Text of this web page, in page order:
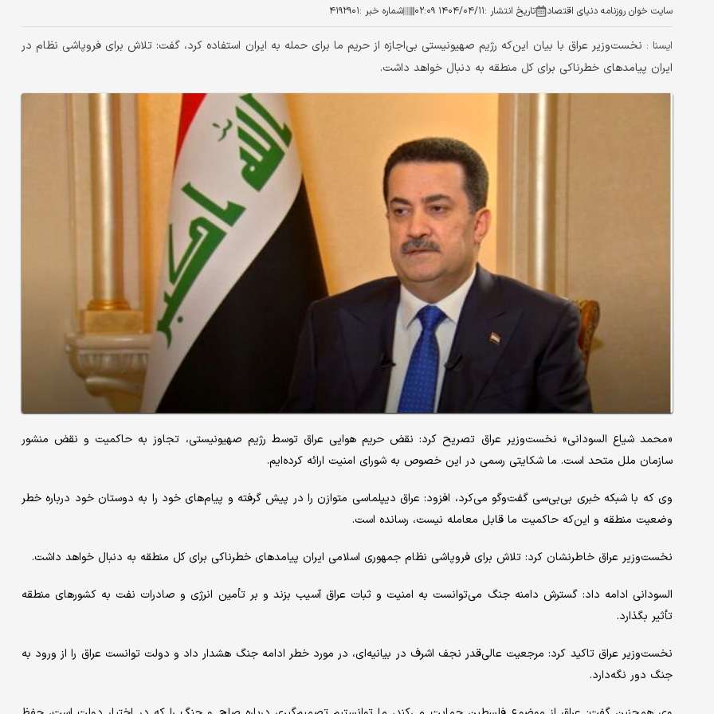
سایت خوان روزنامه دنیای اقتصاد تاریخ انتشار :۱۴۰۴/۰۴/۱۱ ۰۲:۰۹ شماره خبر :۴۱۹۲۹۰۱
ايسنا : نخست‌وزیر عراق با بیان این‌که رژیم صهیونیستی بی‌اجازه از حریم ما برای حمله به ایران استفاده کرد، گفت: تلاش برای فروپاشی نظام در
ایران پیامدهای خطرناکی برای کل منطقه به ‌دنبال خواهد داشت.
«محمد شیاع السودانی» نخست‌وزیر عراق تصریح کرد: نقض حریم هوایی عراق توسط رژیم صهیونیستی، تجاوز به حاکمیت و نقض منشور
سازمان ملل متحد است. ما شکایتی رسمی در این خصوص به شورای امنیت ارائه کرده‌ایم.
وی که با شبکه خبری بی‌بی‌سی گفت‌وگو می‌کرد، افزود: عراق دیپلماسی متوازن را در پیش گرفته و پیام‌های خود را به دوستان خود درباره خطر
وضعیت منطقه و این‌که حاکمیت ما قابل معامله نیست، رسانده است.
نخست‌وزیر عراق خاطرنشان کرد: تلاش برای فروپاشی نظام جمهوری اسلامی ایران پیامدهای خطرناکی برای کل منطقه به ‌دنبال خواهد داشت.
السودانی ادامه داد: گسترش دامنه جنگ می‌توانست به امنیت و ثبات عراق آسیب بزند و بر تأمین انرژی و صادرات نفت به کشورهای منطقه
تأثیر بگذارد.
نخست‌وزیر عراق تاکید کرد: مرجعیت عالی‌قدر نجف اشرف در بیانیه‌ای، در مورد خطر ادامه جنگ هشدار داد و دولت توانست عراق را از ورود به
جنگ دور نگه‌دارد.